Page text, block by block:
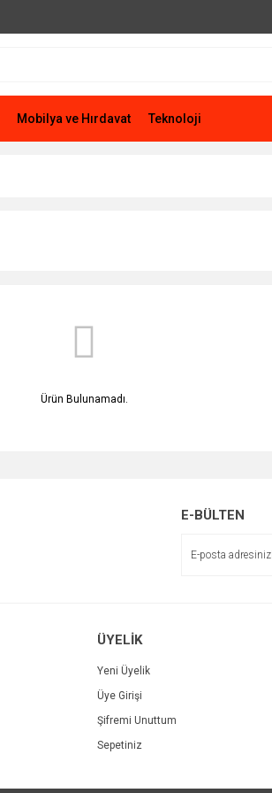
Mobilya ve Hırdavat Teknoloji
Ürün Bulunamadı.
E-BÜLTEN
ÜYELİK
Yeni Üyelik
Üye Girişi
Şifremi Unuttum
Sepetiniz